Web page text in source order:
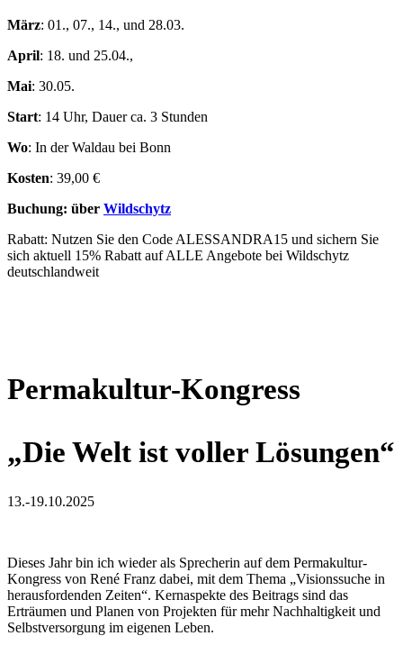
März: 01., 07., 14., und 28.03.
April: 18. und 25.04.,
Mai: 30.05.
Start: 14 Uhr, Dauer ca. 3 Stunden
Wo: In der Waldau bei Bonn
Kosten: 39,00 €
Buchung: über Wildschytz
Rabatt: Nutzen Sie den Code ALESSANDRA15 und sichern Sie
sich aktuell 15% Rabatt auf ALLE Angebote bei Wildschytz
deutschlandweit
Permakultur-Kongress
„Die Welt ist voller Lösungen“
13.-19.10.2025
Dieses Jahr bin ich wieder als Sprecherin auf dem Permakultur-
Kongress von René Franz dabei, mit dem Thema „Visionssuche in
herausfordenden Zeiten“. Kernaspekte des Beitrags sind das
Erträumen und Planen von Projekten für mehr Nachhaltigkeit und
Selbstversorgung im eigenen Leben.